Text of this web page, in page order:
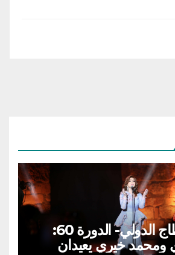
مهرجان قرطاج الدولي- الدورة 60:
ومحمد خيري يعيدان